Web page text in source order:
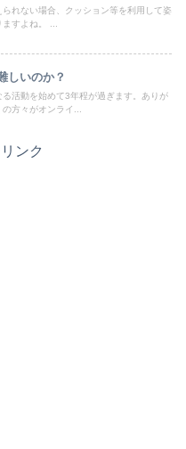
れない場合、クッション等を利用して姿
ますよね。 ...
しいのか？
活動を始めて3年程が過ぎます。ありが
方々がオンライ...
ンク